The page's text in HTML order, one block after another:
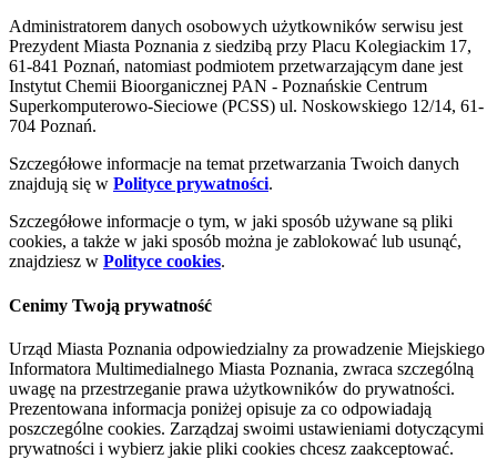
Administratorem danych osobowych użytkowników serwisu jest
Prezydent Miasta Poznania z siedzibą przy Placu Kolegiackim 17,
61-841 Poznań, natomiast podmiotem przetwarzającym dane jest
Instytut Chemii Bioorganicznej PAN - Poznańskie Centrum
Superkomputerowo-Sieciowe (PCSS) ul. Noskowskiego 12/14, 61-
704 Poznań.
Szczegółowe informacje na temat przetwarzania Twoich danych
znajdują się w Polityce prywatności.
Szczegółowe informacje o tym, w jaki sposób używane są pliki
cookies, a także w jaki sposób można je zablokować lub usunąć,
znajdziesz w Polityce cookies.
Cenimy Twoją prywatność
Urząd Miasta Poznania odpowiedzialny za prowadzenie Miejskiego
Informatora Multimedialnego Miasta Poznania, zwraca szczególną
uwagę na przestrzeganie prawa użytkowników do prywatności.
Prezentowana informacja poniżej opisuje za co odpowiadają
poszczególne cookies. Zarządzaj swoimi ustawieniami dotyczącymi
prywatności i wybierz jakie pliki cookies chcesz zaakceptować.